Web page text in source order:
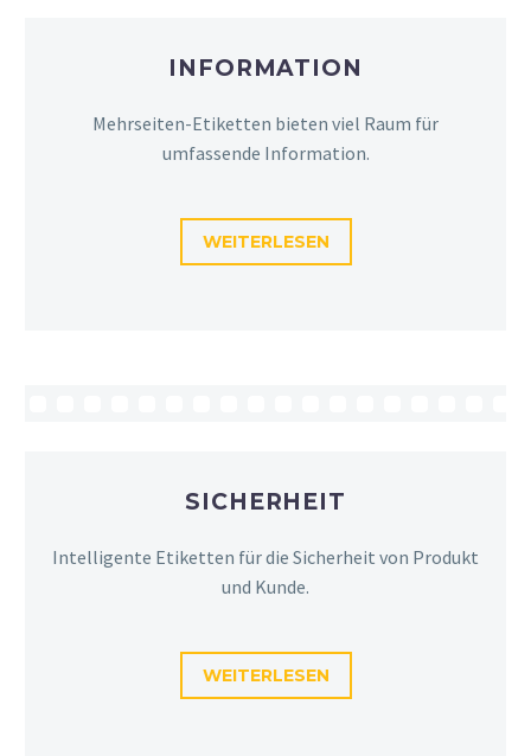
INFORMATION
Mehrseiten-Etiketten bieten viel Raum für
umfassende Information.
WEITERLESEN
SICHERHEIT
Intelligente Etiketten für die Sicherheit von Produkt
und Kunde.
WEITERLESEN